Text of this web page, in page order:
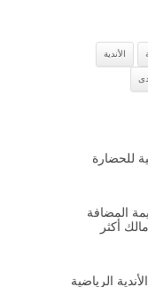
الأندية
للحضارة
المضافة
أكثر
الرياضية